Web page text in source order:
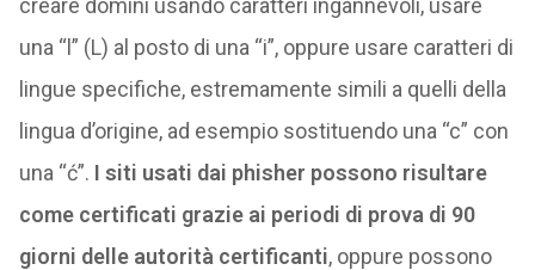
creare domini usando caratteri ingannevoli, usare
una “l” (L) al posto di una “i”, oppure usare caratteri di
lingue specifiche, estremamente simili a quelli della
lingua d’origine, ad esempio sostituendo una “c” con
una “ć”. I siti usati dai phisher possono risultare
come certificati grazie ai periodi di prova di 90
giorni delle autorità certificanti, oppure possono